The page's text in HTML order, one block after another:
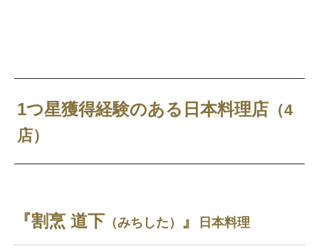
1つ星獲得経験のある日本料理店 （4
店）
『割烹 道下 （みちした） 』 日本料理